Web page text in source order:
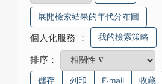
展開檢索結果的年代分布圖
個人化服務 ： 我的檢索策略
排序：
儲存 列印 E-mail 收藏